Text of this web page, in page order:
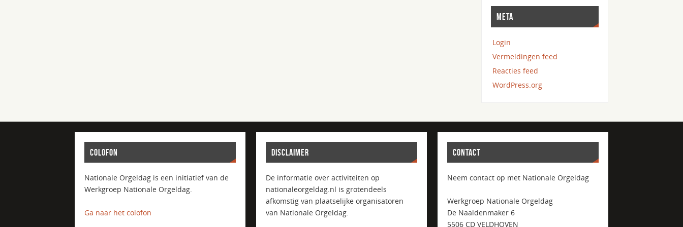
META
Login
Vermeldingen feed
Reacties feed
WordPress.org
COLOFON
Nationale Orgeldag is een initiatief van de
Werkgroep Nationale Orgeldag.
Ga naar het colofon
DISCLAIMER
De informatie over activiteiten op
nationaleorgeldag.nl is grotendeels
afkomstig van plaatselijke organisatoren
van Nationale Orgeldag.
CONTACT
Neem contact op met Nationale Orgeldag
Werkgroep Nationale Orgeldag
De Naaldenmaker 6
5506 CD VELDHOVEN